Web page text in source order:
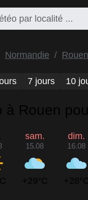
Normandie Rouen
7 jours 10
à Rouen
sam.
15.08
+29°C
dim.
16.08
+28°C